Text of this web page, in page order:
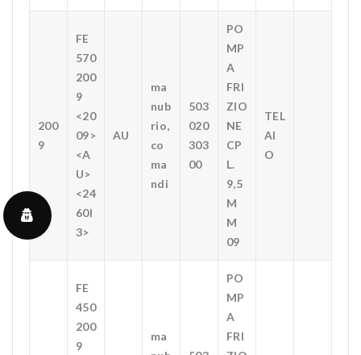
200
9
FE
570
200
9
<20
09>
<A
U>
<24
60I
3>
AU
ma
nub
rio,
co
ma
ndi
503
020
303
00
PO
MP
A
FRI
ZIO
NE
CP
L.
9,5
M
M
09
TEL
AI
O
FE
450
200
9
ma
PO
MP
A
FRI